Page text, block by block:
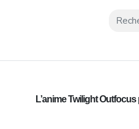
L’anime Twilight